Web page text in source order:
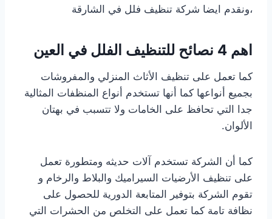
،ونقدم ايضا شركة تنظيف فلل في الشارقة
اهم 4 نصائح للتنظيف الفلل في العين
كما تعمل على تنظيف الأثاث المنزلي والمفروشات
بجميع أنواعها كما أنها تستخدم أنواع المنظفات المثالية
جدا التي تحافظ على الخامات ولا تتسبب في بهتان
الألوان.
كما أن الشركة تستخدم آلات حديثه ومتطورة تعمل
على تنظيف الأرضيات السيراميك والبلاط والرخام و
تقوم الشركة بتوفير المتابعة الدورية للحصول على
نظافة تامة كما تعمل على التخلص من الحشرات التي